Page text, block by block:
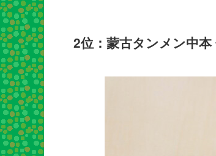
2位：蒙古タンメン中